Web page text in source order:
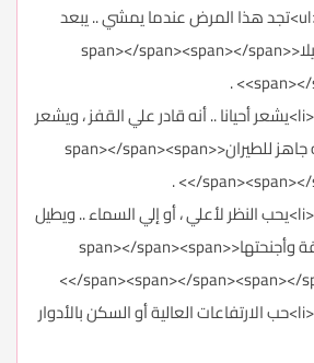
<ul><li><span></span>تجد هذا المرض عندما يمشي .. يبعد
ساعداه عن جسمه قليلا<span></span><span></span>
<span></
</li><li><span></span>يشعر أحيانا .. أنه قادر علي القفز ، ويشعر
بخفه في جسده وكأنه جاهز للطيران<span></span><span>
</span><span></
</li><li><span></span>يحب النظر لأعلي ، أو إلي السماء .. ويطيل
النظر إلى الطيور المحلقة وأجنحتها<span></span><span>
</span><span></span><span></
</li><li><span></span>حب الارتفاعات العالية أو السكن بالأدوار